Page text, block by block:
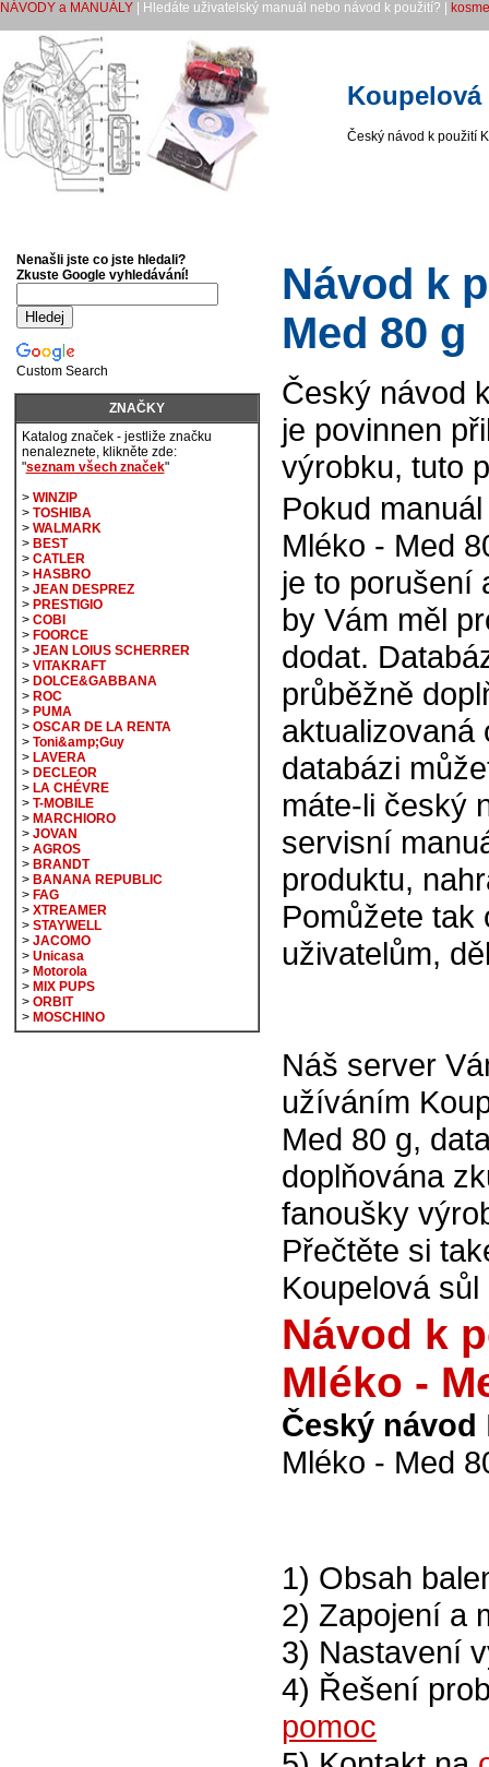
NÁVODY a MANUÁLY | Hledáte uživatelský manuál nebo návod k použití? |
Koupelová
Český návod k použití
Návod k
Med 80 g
Český návod
je povinnen
výrobku, tuto
Pokud
Mléko - Med
je to porušení
by Vám měl
dodat.
průběžně
aktualizovaná
databázi
máte-li český
servisní
produktu,
Pomůžete tak
uživatelům,
Náš server
užíváním
Med 80 g,
doplňována
fanoušky
Přečtěte si
Koupelová
Návod k
Mléko -
Český návod
Mléko - Med
1) Obsah
2) Zapojení a
3) Nastavení
4) Řešení
pomoc
Nenašli jste co jste hledali?
Zkuste Google vyhledávání!
Custom Search
ZNAČKY
Katalog značek - jestliže značku
nenaleznete, klikněte zde:
"seznam všech značek"
> WINZIP
> TOSHIBA
> WALMARK
> BEST
> CATLER
> HASBRO
> JEAN DESPREZ
> PRESTIGIO
> COBI
> FOORCE
> JEAN LOIUS SCHERRER
> VITAKRAFT
> DOLCE&GABBANA
> ROC
> PUMA
> OSCAR DE LA RENTA
> Toni&amp;Guy
> LAVERA
> DECLEOR
> LA CHÉVRE
> T-MOBILE
> MARCHIORO
> JOVAN
> AGROS
> BRANDT
> BANANA REPUBLIC
> FAG
> XTREAMER
> STAYWELL
> JACOMO
> Unicasa
> Motorola
> MIX PUPS
> ORBIT
> MOSCHINO